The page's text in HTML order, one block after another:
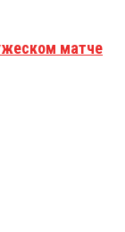
матче